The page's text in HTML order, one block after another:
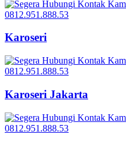
Karoseri
Karoseri Jakarta